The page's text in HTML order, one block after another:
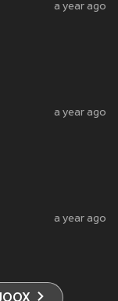
a year ago
a year ago
a year ago